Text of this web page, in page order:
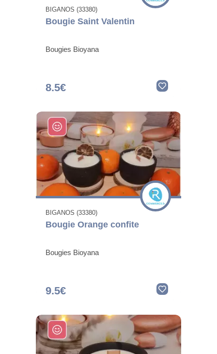
BIGANOS (33380)
Bougie Saint Valentin
Bougies Bioyana
8.5€
BIGANOS (33380)
Bougie Orange confite
Bougies Bioyana
9.5€